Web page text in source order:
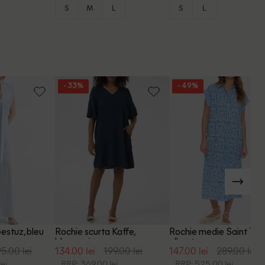
S M L S L
bleu
lei
- 33%
Rochie scurta Kaffe,
bleumarin
134.00 lei 199.00 lei
- 49%
Rochie medie Saint
albastru
147.00 lei 289.00 lei